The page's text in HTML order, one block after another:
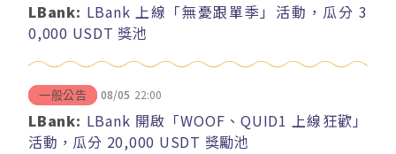
LBank: LBank 上線「無憂跟單季」活動，瓜分 3
0,000 USDT 獎池
一般公告 08/05 22:00
LBank: LBank 開啟「WOOF、QUID1 上線狂歡」
活動，瓜分 20,000 USDT 獎勵池